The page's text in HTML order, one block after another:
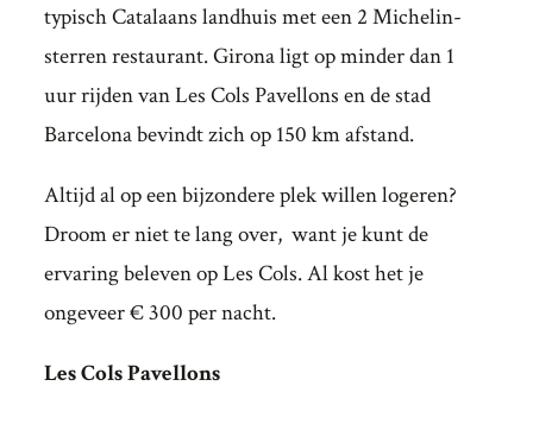
typisch Catalaans landhuis met een 2 Michelin-
sterren restaurant. Girona ligt op minder dan 1
uur rijden van Les Cols Pavellons en de stad
Barcelona bevindt zich op 150 km afstand.
Altijd al op een bijzondere plek willen logeren?
Droom er niet te lang over, want je kunt de
ervaring beleven op Les Cols. Al kost het je
ongeveer € 300 per nacht.
Les Cols Pavellons